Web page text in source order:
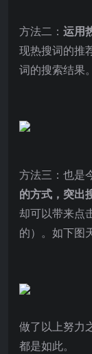
方法二： 运用
现热搜词的推
词的搜索结果。
方法三：也是
的方式，突出
却可以带来点
的）。如下图
做了以上努力
都是如此。